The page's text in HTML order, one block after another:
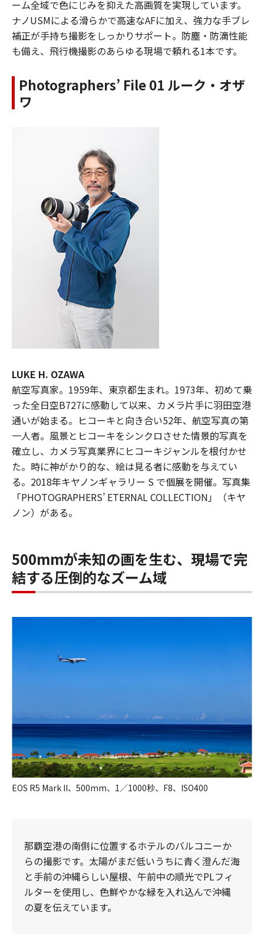
ーム全域で色にじみを抑えた高画質を実現しています。
ナノUSMによる滑らかで高速なAFに加え、強力な手ブレ
補正が手持ち撮影をしっかりサポート。防塵・防滴性能
も備え、飛行機撮影のあらゆる現場で頼れる1本です。
Photographers’ File 01 ルーク・オザ
ワ
LUKE H. OZAWA
航空写真家。1959年、東京都生まれ。1973年、初めて乗
った全日空B727に感動して以来、カメラ片手に羽田空港
通いが始まる。ヒコーキと向き合い52年、航空写真の第
一人者。風景とヒコーキをシンクロさせた情景的写真を
確立し、カメラ写真業界にヒコーキジャンルを根付かせ
た。時に神がかり的な、絵は見る者に感動を与えてい
る。2018年キヤノンギャラリー S で個展を開催。写真集
「PHOTOGRAPHERS’ ETERNAL COLLECTION」（キヤ
ノン）がある。
500mmが未知の画を生む、現場で完
結する圧倒的なズーム域
EOS R5 Mark II、500mm、1／1000秒、F8、ISO400
那覇空港の南側に位置するホテルのバルコニーか
らの撮影です。太陽がまだ低いうちに青く澄んだ海
と手前の沖縄らしい屋根、午前中の順光でPLフィ
ルターを使用し、色鮮やかな緑を入れ込んで沖縄
の夏を伝えています。